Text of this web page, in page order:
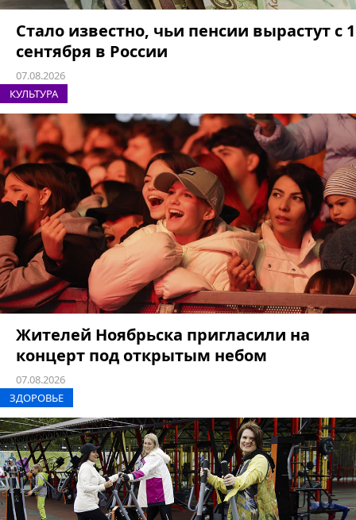
Стало известно, чьи пенсии вырастут с 1
сентября в России
07.08.2026
КУЛЬТУРА
Жителей Ноябрьска пригласили на
концерт под открытым небом
07.08.2026
ЗДОРОВЬЕ